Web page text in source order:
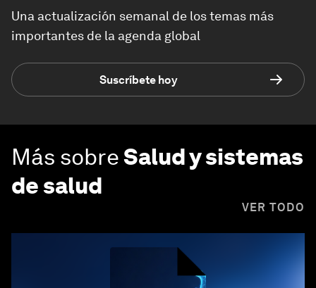
Una actualización semanal de los temas más
importantes de la agenda global
Suscríbete hoy
Más sobreSalud y sistemas
de salud
VER TODO